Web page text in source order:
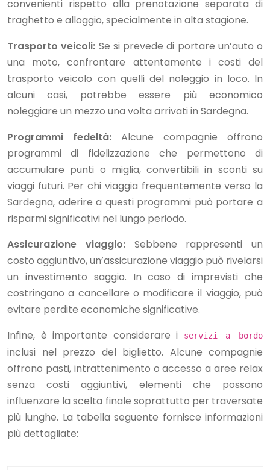
convenienti rispetto alla prenotazione separata di
traghetto e alloggio, specialmente in alta stagione.
Trasporto veicoli: Se si prevede di portare un’auto o
una moto, confrontare attentamente i costi del
trasporto veicolo con quelli del noleggio in loco. In
alcuni casi, potrebbe essere più economico
noleggiare un mezzo una volta arrivati in Sardegna.
Programmi fedeltà: Alcune compagnie offrono
programmi di fidelizzazione che permettono di
accumulare punti o miglia, convertibili in sconti su
viaggi futuri. Per chi viaggia frequentemente verso la
Sardegna, aderire a questi programmi può portare a
risparmi significativi nel lungo periodo.
Assicurazione viaggio: Sebbene rappresenti un
costo aggiuntivo, un’assicurazione viaggio può rivelarsi
un investimento saggio. In caso di imprevisti che
costringano a cancellare o modificare il viaggio, può
evitare perdite economiche significative.
Infine, è importante considerare i
servizi a bordo
inclusi nel prezzo del biglietto. Alcune compagnie
offrono pasti, intrattenimento o accesso a aree relax
senza costi aggiuntivi, elementi che possono
influenzare la scelta finale soprattutto per traversate
più lunghe. La tabella seguente fornisce informazioni
più dettagliate: